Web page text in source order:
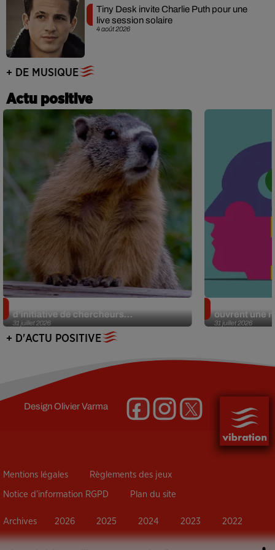
4 août 2026
Tiny Desk invite Charlie Puth pour une
live session solaire
+ DE MUSIQUE
Actu positive
31 juillet 2026
d’initiative de chercheurs...
31 juillet 2026
ouvrent une
+ D'ACTU POSITIVE
DesignOlivier Varma
Mentions légales Règlements des jeux
Notice d’information RGPD Plan du site
Archives 2026 2025 2024 2023 2022